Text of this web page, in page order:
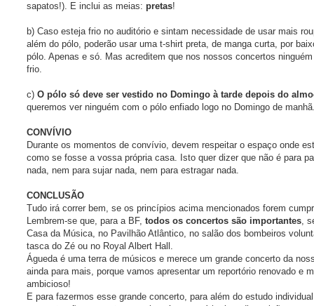
sapatos!). E inclui as meias: pretas!
b) Caso esteja frio no auditório e sintam necessidade de usar mais
além do pólo, poderão usar uma t-shirt preta, de manga curta, por
pólo. Apenas e só. Mas acreditem que nos nossos concertos
frio.
c) O pólo só deve ser vestido no Domingo à tarde depois do
queremos ver ninguém com o pólo enfiado logo no Domingo de
CONVÍVIO
Durante os momentos de convívio, devem respeitar o espaço onde
como se fosse a vossa própria casa. Isto quer dizer que não é para
nada, nem para sujar nada, nem para estragar nada.
CONCLUSÃO
Tudo irá correr bem, se os princípios acima mencionados forem
Lembrem-se que, para a BF, todos os concertos são importantes,
Casa da Música, no Pavilhão Atlântico, no salão dos bombeiros
tasca do Zé ou no Royal Albert Hall.
Águeda é uma terra de músicos e merece um grande concerto da
ainda para mais, porque vamos apresentar um reportório renovado e
ambicioso!
E para fazermos esse grande concerto, para além do estudo